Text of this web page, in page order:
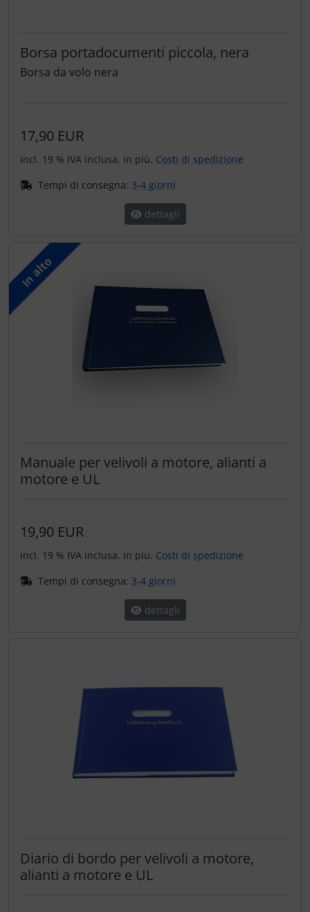
Borsa portadocumenti piccola, nera
Borsa da volo nera
17,90 EUR
incl. 19 % IVA inclusa. in più. Costi di spedizione
Tempi di consegna: 3-4 giorni
dettagli
In alto
Manuale per velivoli a motore, alianti a
motore e UL
19,90 EUR
incl. 19 % IVA inclusa. in più. Costi di spedizione
Tempi di consegna: 3-4 giorni
dettagli
Diario di bordo per velivoli a motore,
alianti a motore e UL